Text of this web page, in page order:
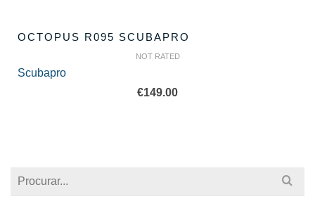
OCTOPUS R095 SCUBAPRO
NOT RATED
Scubapro
€149.00
Search